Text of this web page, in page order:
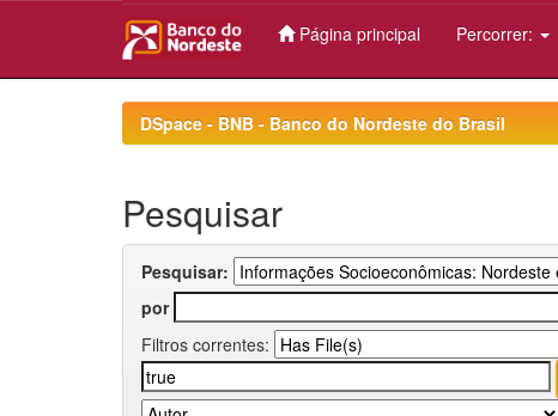
Página principal Percorrer:
DSpace - BNB - Banco do Nordeste do Brasil
Pesquisar
Pesquisar:
por
Filtros correntes: